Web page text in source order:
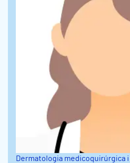
Dermatologia medicoquirúrgica